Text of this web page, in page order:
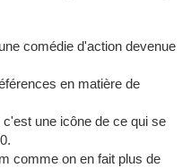
comédie d'action devenue
en matière de
une icône de ce qui se
comme on en fait plus de